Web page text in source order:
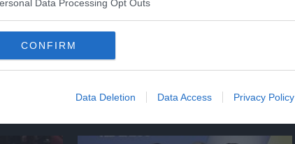
Data Processing Opt Outs
CONFIRM
Data Deletion Data Access Privacy Policy
è
bel
MONDO
la situazione nelle immagini